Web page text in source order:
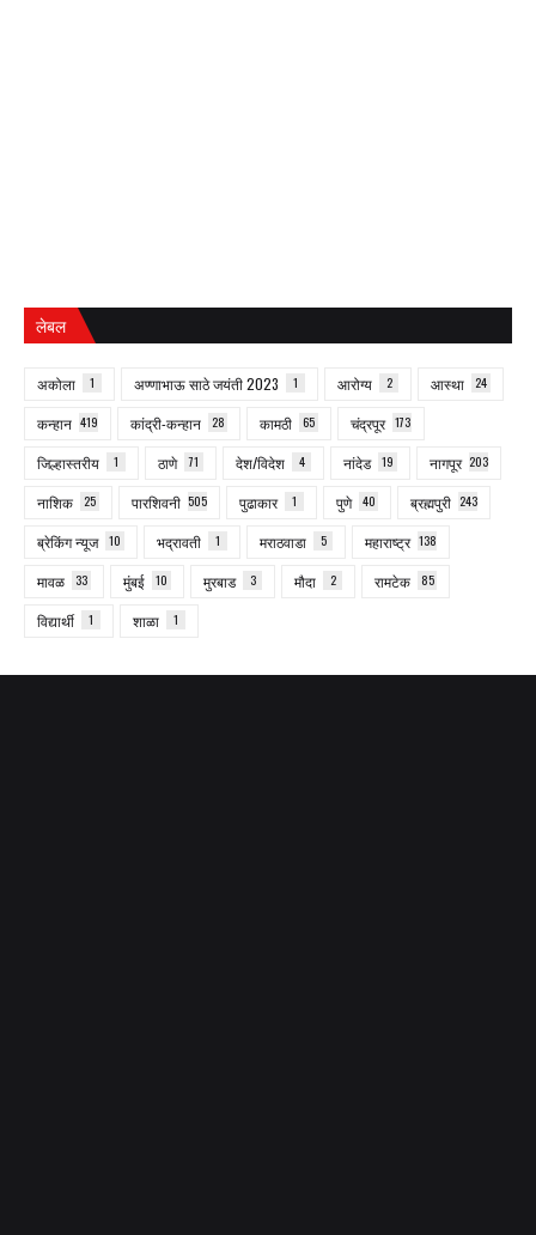
लेबल
अकोला 1 अण्णाभाऊ साठे जयंती 2023 1 आरोग्य 2 आस्था 24
कन्हान 419 कांद्री-कन्हान 28 कामठी 65 चंद्रपूर 173
जिल्हास्तरीय 1 ठाणे 71 देश/विदेश 4 नांदेड 19 नागपूर 203
नाशिक 25 पारशिवनी 505 पुढाकार 1 पुणे 40 ब्रह्मपुरी 243
ब्रेकिंग न्यूज 10 भद्रावती 1 मराठवाडा 5 महाराष्ट्र 138
मावळ 33 मुंबई 10 मुरबाड 3 मौदा 2 रामटेक 85
विद्यार्थी 1 शाळा 1